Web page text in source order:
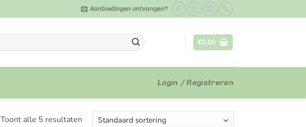
Aanbiedingen ontvangen?
€0,00
Login / Registreren
Toont alle 5 resultaten